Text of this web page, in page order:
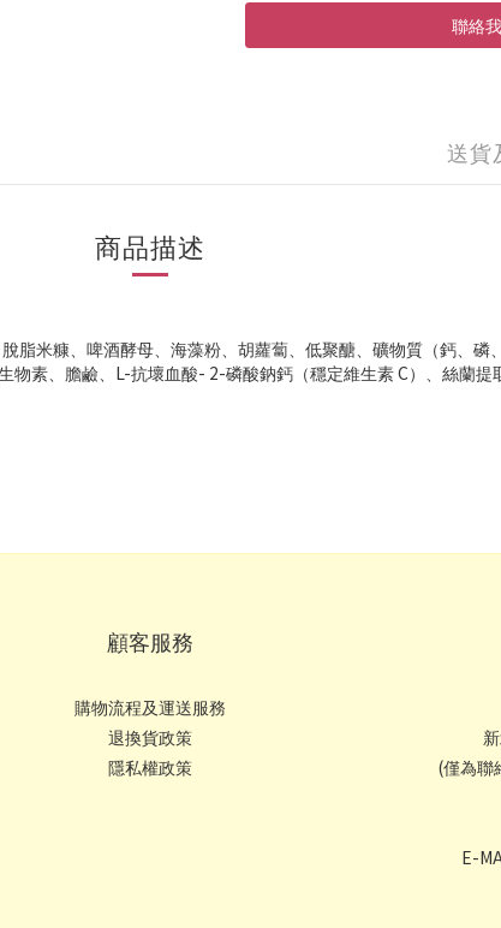
聯絡
送貨
商品描述
米糠、啤酒酵母、海藻粉、胡蘿蔔、低聚醣、礦物質（鈣、
素、膽鹼、L-抗壞血酸- 2-磷酸鈉鈣（穩定維生素 C）、絲蘭提
顧客服務
購物流程及運送服務
退換貨政策
隱私權政策
(僅為聯
E-